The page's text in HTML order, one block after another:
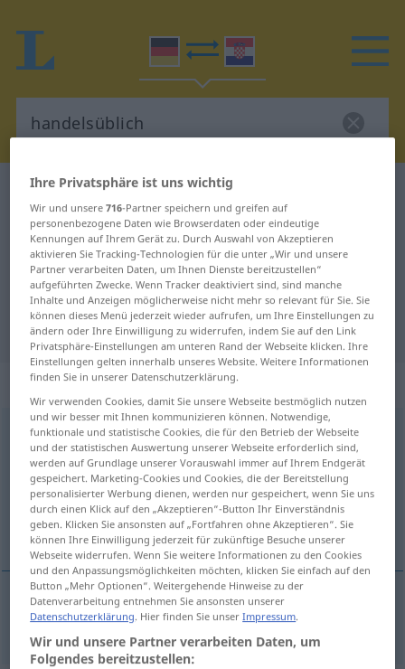
Deutsch-Kroatisch Wörterbuch
Deutsch-Kroatisch Übersetzung für
"handelsüblich"
"handelsüblich" Kroatisch
Übersetzung
„handelsüblich“: Adjektiv
handelsüblichadj
Übersicht aller Übersetzungen
(Für mehr Details die Übersetzung anklicken/antippen)
uobičajen u trgovini
uobičajenutrgovini handelsüblich
Ihre Privatsphäre ist uns wichtig
Wir und unsere716-Partner speichern und greifen auf
personenbezogene Daten wie Browserdaten oder eindeutige
Kennungen auf Ihrem Gerät zu. Durch Auswahl von Akzeptieren
aktivieren Sie Tracking-Technologien für die unter „Wir und unsere
Partner verarbeiten Daten, um Ihnen Dienste bereitzustellen“
aufgeführten Zwecke. Wenn Tracker deaktiviert sind, sind manche
Inhalte und Anzeigen möglicherweise nicht mehr so relevant für Sie. Sie
können dieses Menü jederzeit wieder aufrufen, um Ihre Einstellungen zu
ändern oder Ihre Einwilligung zu widerrufen, indem Sie auf den Link
Privatsphäre-Einstellungen am unteren Rand der Webseite klicken. Ihre
Einstellungen gelten innerhalb unseres Website. Weitere Informationen
finden Sie in unserer Datenschutzerklärung.
Wir verwenden Cookies, damit Sie unsere Webseite bestmöglich nutzen
und wir besser mit Ihnen kommunizieren können. Notwendige,
funktionale und statistische Cookies, die für den Betrieb der Webseite
und der statistischen Auswertung unserer Webseite erforderlich sind,
werden auf Grundlage unserer Vorauswahl immer auf Ihrem Endgerät
gespeichert. Marketing-Cookies und Cookies, die der Bereitstellung
personalisierter Werbung dienen, werden nur gespeichert, wenn Sie uns
durch einen Klick auf den „Akzeptieren“-Button Ihr Einverständnis
geben. Klicken Sie ansonsten auf „Fortfahren ohne Akzeptieren“. Sie
können Ihre Einwilligung jederzeit für zukünftige Besuche unserer
Webseite widerrufen. Wenn Sie weitere Informationen zu den Cookies
und den Anpassungsmöglichkeiten möchten, klicken Sie einfach auf den
Button „Mehr Optionen“. Weitergehende Hinweise zu der
Datenverarbeitung entnehmen Sie ansonsten unserer
Datenschutzerklärung. Hier finden Sie unserImpressum.
Wir und unsere Partner verarbeiten Daten, um
Folgendes bereitzustellen: